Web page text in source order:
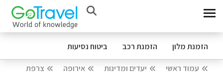
הזמנת מלון הזמנת רכב ביטוח נסיעות
עמוד ראשי יעדים ומדינות אירופה
צרפת